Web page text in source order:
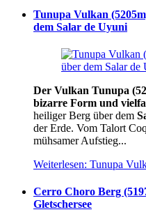
Tunupa Vulkan
dem Salar de Uyuni
Der Vulkan Tunupa
bizarre Form und
heiliger Berg über dem
der Erde. Vom Talort
mühsamer Aufstieg...
Weiterlesen: Tunupa
Cerro Choro Berg
Gletschersee